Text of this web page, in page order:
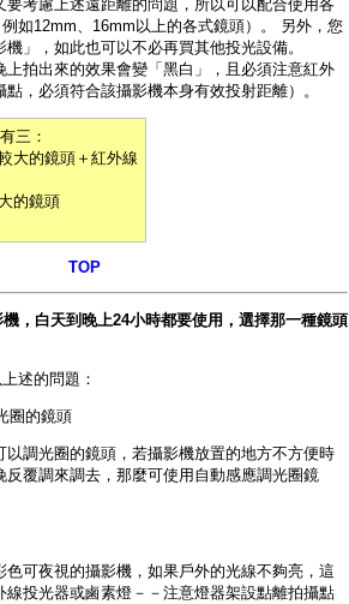
要考慮上述遠距離的問題，所以可以配合使用各
如12mm、16mm以上的各式鏡頭）。 另外，您
機 」，如此也可以不必再買其他投光設備。
上拍出來的效果會變「黑白」，且必須注意紅外
，必須符合該攝影機本身有效投射距離）。
三：
大的鏡頭＋紅外線
的鏡頭
TOP
，白天到晚上24小時都要使用，選擇那一種鏡頭
述的問題：
圈的鏡頭
以調光圈的鏡頭，若攝影機放置的地方不方便時
覆調來調去，那麼可使用 自動感應調光圈鏡
可夜視的攝影機，如果戶外的光線不夠亮，這
線投光器或鹵素燈 －－注意燈器架設點離拍攝點